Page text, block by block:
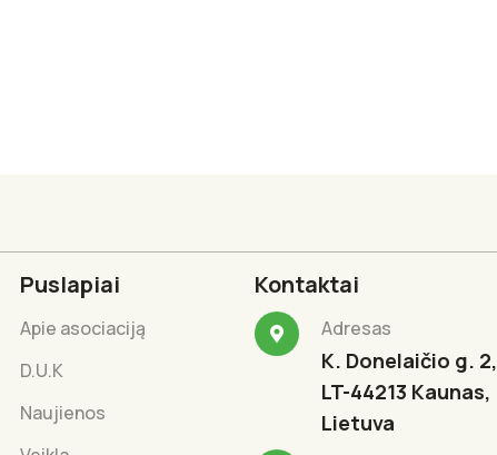
Puslapiai
Apie asociaciją
D.U.K
Naujienos
Kontaktai
Adresas
K. Donelaičio g. 2,
LT-44213 Kaunas,
Lietuva